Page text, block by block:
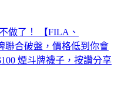
做了！ 【FILA、
合破盤，價格低到你會
煙斗牌襪子，按讚分享